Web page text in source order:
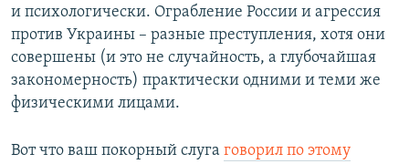
и психологически. Ограбление России и агрессия
против Украины – разные преступления, хотя они
совершены (и это не случайность, а глубочайшая
закономерность) практически одними и теми же
физическими лицами.
Вот что ваш покорный слуга говорил по этому